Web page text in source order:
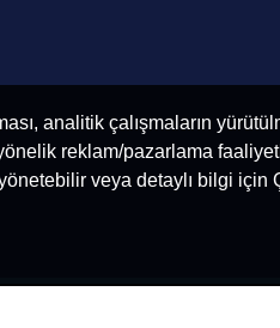
analitik çalışmaların
reklam/pazarlama
veya detaylı bilgi için